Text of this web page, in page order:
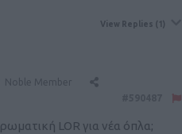
View Replies (1)
Noble Member
LOR για νέα όπλα;